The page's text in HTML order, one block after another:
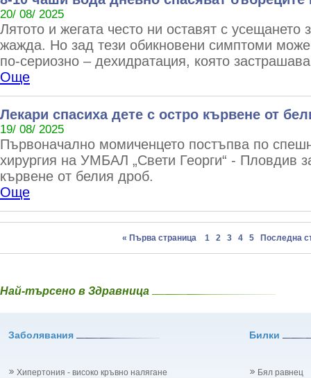
20/ 08/ 2025
Лятото и жегата често ни оставят с усещането
жажда. Но зад тези обикновени симптоми
по-сериозно – дехидратация, която
Още
Лекари спасиха дете с остро кървене от
19/ 08/ 2025
Първоначално момиченцето постъпва по
хирургия на УМБАЛ „Свети Георги“ - Пловдив
кървене от белия дроб.
Още
« Първа страница 1 2 3 4 5 Последна
Най-търсено в Здравница
Заболявания Билки
Хипертония - високо кръвно налягане Бял равнец